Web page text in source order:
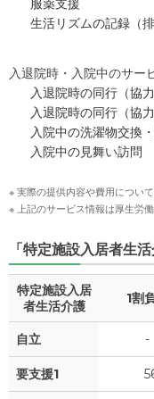
服薬支援
生活リズムの記録（排
入退院時・入院中のサー
入退院時の同行（協力
入退院時の同行（協
入院中の洗濯物交換
入院中の見舞い訪問
※ 実際の提供内容や費用につい
※ 上記のサービス情報は厚生労
「特定施設入居者生
特定施設入居
者生活介護
1割
自立 -
要支援1